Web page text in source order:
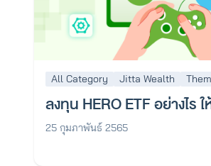
All Category Jitta Wealth
ลงทุน HERO ETF อย่างไร
25 กุมภาพันธ์ 2565